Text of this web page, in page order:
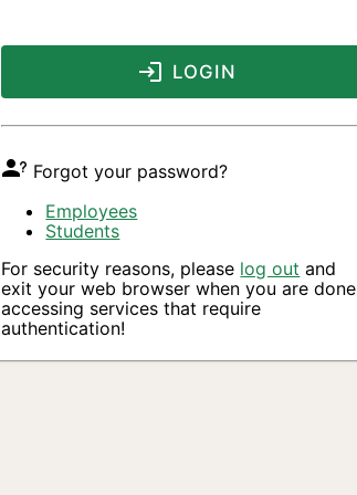
LOGIN
Forgot your password?
Employees
Students
For security reasons, please log out and
exit your web browser when you are done
accessing services that require
authentication!